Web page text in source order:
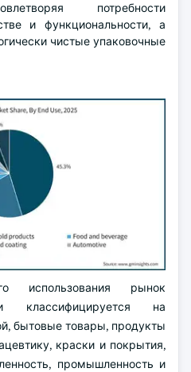
потребности
и функциональности, а
чистые упаковочные
использования рынок
классифицируется на
бытовые товары, продукты
краски и покрытия,
промышленность и